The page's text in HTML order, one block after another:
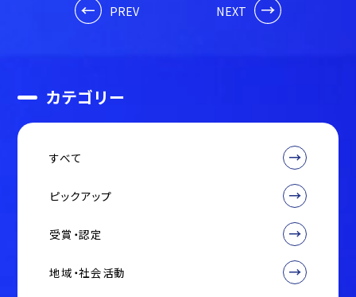
PREV NEXT
カテゴリー
すべて
ピックアップ
受賞・認定
地域・社会活動